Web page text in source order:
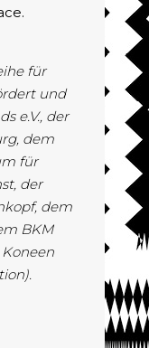
für
und
e.V., der
dem
für
der
dem
BKM